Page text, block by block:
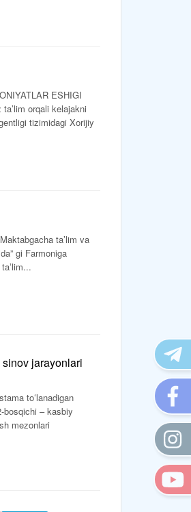
ESHIGI
orqali kelajakni
tizimidagi Xorijiy
taʼlim va
gi Farmoniga
sinov jarayonlari
toʻlanadigan
bosqichi – kasbiy
mezonlari